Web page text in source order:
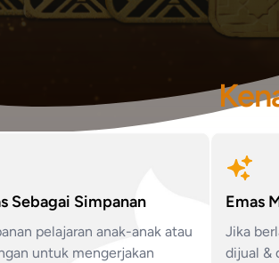
Sebagai Simpanan
pelajaran anak-anak atau
untuk mengerjakan
Emas
Jika
dijual &